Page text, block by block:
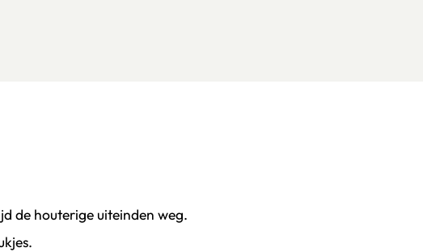
de houterige uiteinden weg.
vinken